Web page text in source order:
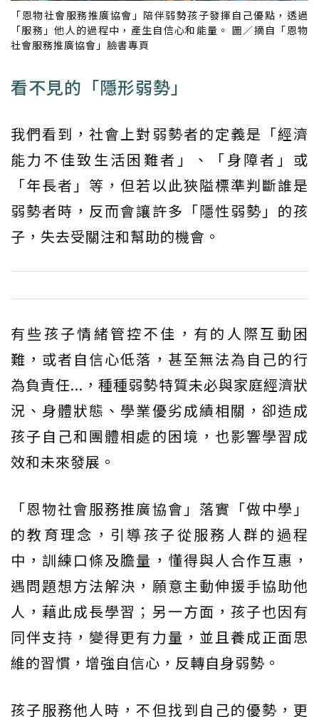
「恩物社會服務推廣協會」陪伴弱勢孩子發揮自己優點，透過
「服務」他人的過程中，產生自信心和能量。 圖／摘自「恩物
社會服務推廣協會」臉書專頁
看不見的「隱形弱勢」
我們看到，社會上對弱勢者的定義是「經濟
能力不佳致生活困難者」、「身障者」或
「年長者」等，但若以此狹隘標準判斷誰是
弱勢者時，反而會讓許多「隱性弱勢」的孩
子，失去受關注和幫助的機會。
有些孩子情緒管控不佳，有的人際互動困
難，或者自信心低落，甚至無法為自己的行
為負責任...，種種弱勢特質未必與家庭經濟狀
況、身體狀態、學業優劣成績相關，卻造成
孩子自己和團體相處的困境，也影響學習成
效和未來發展。
「恩物社會服務推廣協會」落實「做中學」
的教育理念，引導孩子從服務人群的過程
中，訓練口條及膽量，懂得與人合作互惠，
遇問題想方法解決，願意主動伸援手協助他
人，藉此成長學習；另一方面，孩子也因有
同伴支持，變得更有力量，並且養成正面思
維的習慣，增強自信心，反轉自身弱勢。
孩子服務他人時，不但找到自己的優勢，更